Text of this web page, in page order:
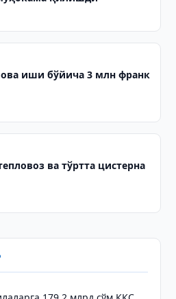
иши бўйича 3 млн франк
ва тўртта цистерна